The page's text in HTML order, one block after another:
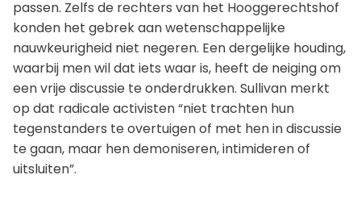
passen. Zelfs de rechters van het Hooggerechtshof
konden het gebrek aan wetenschappelijke
nauwkeurigheid niet negeren. Een dergelijke houding,
waarbij men wil dat iets waar is, heeft de neiging om
een vrije discussie te onderdrukken. Sullivan merkt
op dat radicale activisten “niet trachten hun
tegenstanders te overtuigen of met hen in discussie
te gaan, maar hen demoniseren, intimideren of
uitsluiten”.